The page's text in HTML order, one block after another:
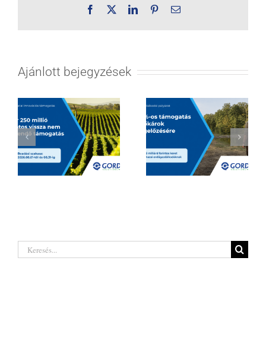
Facebook LinkedInPinterestEmail:
Ajánlott bejegyzések
| Akár 250 millió
forintig
pályázat a hazai
termelőknek
Keresés...